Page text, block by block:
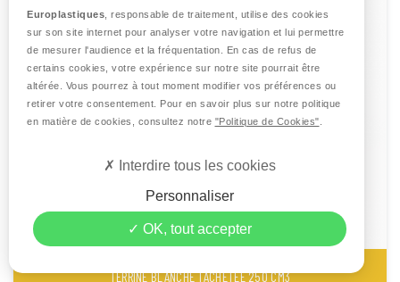
TERRINE BLANCHE TACHETÉE 250 CM3
Europlastiques , responsable de traitement, utilise des cookies
sur son site internet pour analyser votre navigation et lui permettre
de mesurer l'audience et la fréquentation. En cas de refus de
certains cookies, votre expérience sur notre site pourrait être
altérée. Vous pourrez à tout moment modifier vos préférences ou
retirer votre consentement. Pour en savoir plus sur notre politique
en matière de cookies, consultez notre "Politique de Cookies"
OK, tout accepter
Personnaliser
Interdire tous les cookies